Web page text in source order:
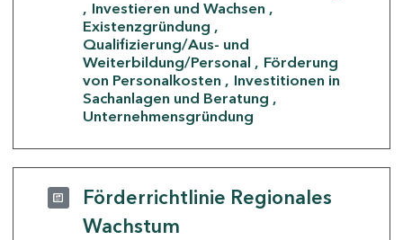
Investieren und Wachsen
Existenzgründung
Qualifizierung/Aus- und
Weiterbildung/Personal
Förderung
von Personalkosten
Investitionen in
Sachanlagen und Beratung
Unternehmensgründung
Förderrichtlinie Regionales
Wachstum